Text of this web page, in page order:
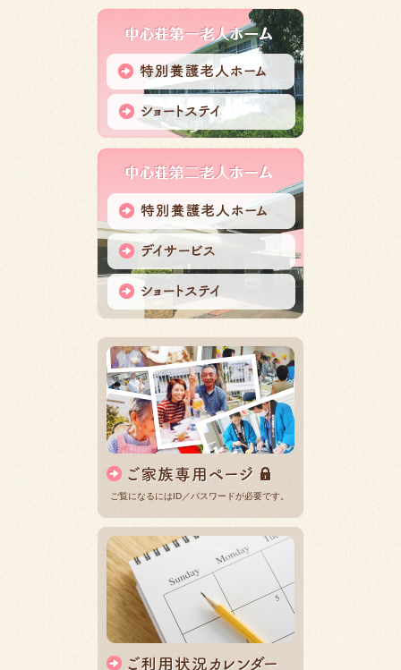
ご覧になるにはID／パスワードが必要です。